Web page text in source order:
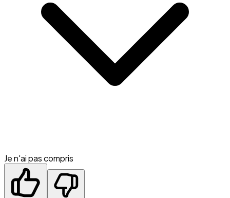
Je n'ai pas compris